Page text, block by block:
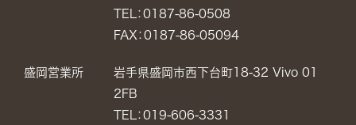
TEL：0187-86-0508
FAX：0187-86-05094
盛岡営業所
岩手県盛岡市西下台町18-32 Vivo 01
2FB
TEL：019-606-3331